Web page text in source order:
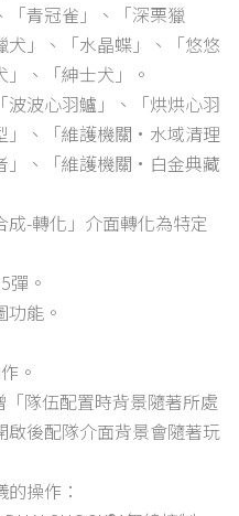
「青冠雀」、「深栗獵
」、「水晶蝶」、「悠悠
、「紳士犬」。
波心羽鱸」、「烘烘心羽
、「維護機關·水域清理
、「維護機關·白金典藏
成-轉化」介面轉化為特定
彈。
功能。
。
「隊伍配置時背景隨著所處
後配隊介面背景會隨著玩
操作：